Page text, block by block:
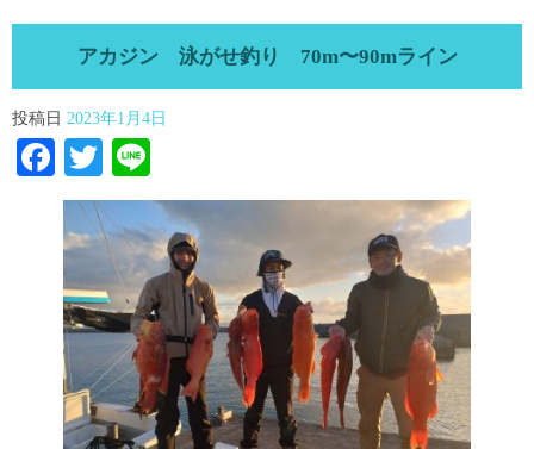
アカジン 泳がせ釣り 70m〜90mライン
投稿日 2023年1月4日
Facebook
Twitter